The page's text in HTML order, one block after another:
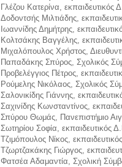
Γλέζου Κατερίνα, εκπαιδευτικός
Δοδοντσής Μιλτιάδης,
Ιωαννίδης Δημήτρης,
Κολτσάκης Βαγγέλης,
Μιχαλόπουλος Χρήστος,
Παπαδάκης Σπύρος, Σχολικός
Προβελέγγιος Πέτρος,
Ρούμελης Νικόλαος, Σχολικός
Σαλονικίδης Γιάννης,
Σαχινίδης Κωνσταντίνος,
Σπύρου Θωμάς, Πανεπιστήμιο
Σωτηρίου Σοφία, εκπαιδευτικός
Τζιμόπουλος Νίκος,
Τζωρτζακάκης Γιώργος,
Φατσέα Αδαμαντία, Σχολική